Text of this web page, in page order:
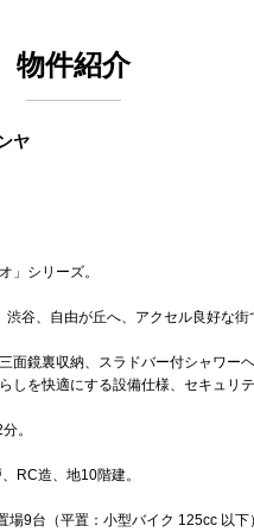
物件紹介
ヤ
」シリーズ。
谷、自由が丘へ、アクセル良好な街
鏡裏収納、スラドバー付シャワー
を快適にする設備仕様、セキュリテ
。
RC造、地10階建。
9台（平置：小型バイク 125cc 以下